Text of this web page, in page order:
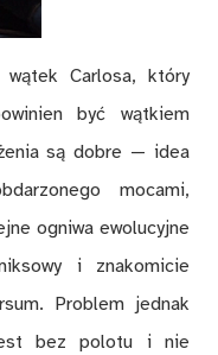
wątek Carlosa, który
być wątkiem
są dobre — idea
mocami,
ogniwa ewolucyjne
i znakomicie
Problem jednak
bez polotu i nie